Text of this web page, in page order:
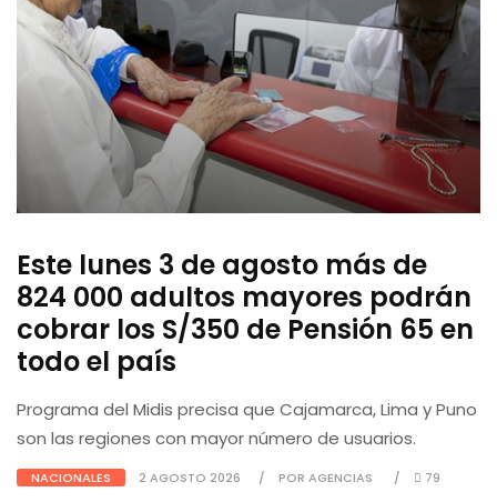
Este lunes 3 de agosto más de
824 000 adultos mayores podrán
cobrar los S/350 de Pensión 65 en
todo el país
Programa del Midis precisa que Cajamarca, Lima y Puno
son las regiones con mayor número de usuarios.
NACIONALES 2 AGOSTO 2026 POR AGENCIAS 79